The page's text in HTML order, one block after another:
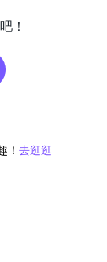
！
！ 去逛逛